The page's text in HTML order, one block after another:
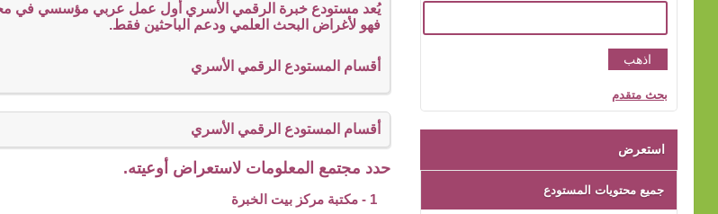
يُعد مستودع خبرة الرقمي الأسري أول عمل عربي مؤسسي في
فهو لأغراض البحث العلمي ودعم الباحثين فقط.
أقسام المستودع الرقمي الأسري
أقسام المستودع الرقمي الأسري
حدد مجتمع المعلومات لاستعراض أوعيته.
1 - مكتبة مركز بيت الخبرة
بحث متقدم
استعرض
جميع محتويات المستودع